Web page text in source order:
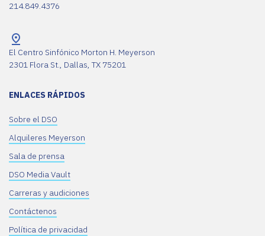
214.849.4376
El Centro Sinfónico Morton H. Meyerson
2301 Flora St., Dallas, TX 75201
ENLACES RÁPIDOS
Sobre el DSO
Alquileres Meyerson
Sala de prensa
DSO Media Vault
Carreras y audiciones
Contáctenos
Política de privacidad